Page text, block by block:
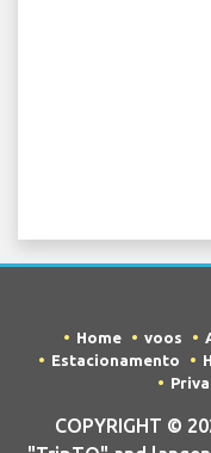
Home voos
Estacionamento
COPYRIGHT ©